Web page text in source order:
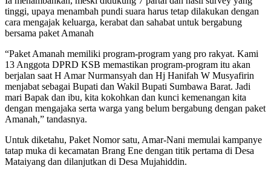
tinggi, upaya menambah pundi suara harus tetap dilakukan dengan
cara mengajak keluarga, kerabat dan sahabat untuk bergabung
bersama paket Amanah
“Paket Amanah memiliki program-program yang pro rakyat. Kami
13 Anggota DPRD KSB memastikan program-program itu akan
berjalan saat H Amar Nurmansyah dan Hj Hanifah W Musyafirin
menjabat sebagai Bupati dan Wakil Bupati Sumbawa Barat. Jadi
mari Bapak dan ibu, kita kokohkan dan kunci kemenangan kita
dengan mengajaka serta warga yang belum bergabung dengan paket
Amanah,” tandasnya.
Untuk diketahu, Paket Nomor satu, Amar-Nani memulai kampanye
tatap muka di kecamatan Brang Ene dengan titik pertama di Desa
Mataiyang dan dilanjutkan di Desa Mujahiddin.